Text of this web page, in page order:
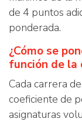
de 4 puntos
ponderada.
¿Cómo se
función de la
Cada carrera
coeficiente de
asignaturas